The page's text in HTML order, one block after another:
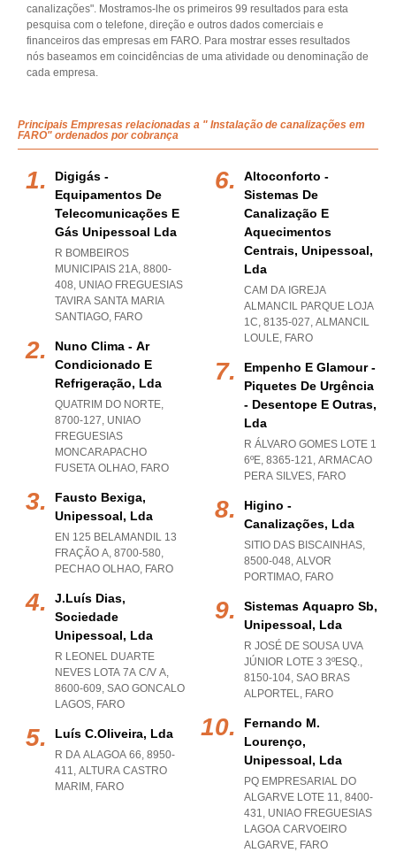
canalizações". Mostramos-lhe os primeiros 99 resultados para esta
pesquisa com o telefone, direção e outros dados comerciais e
financeiros das empresas em FARO. Para mostrar esses resultados
nós baseamos em coincidências de uma atividade ou denominação de
cada empresa.
Principais Empresas relacionadas a " Instalação de canalizações em
FARO" ordenados por cobrança
Digigás -
Equipamentos De
Telecomunicações E
Gás Unipessoal Lda
R BOMBEIROS
MUNICIPAIS 21A, 8800-
408, UNIAO FREGUESIAS
TAVIRA SANTA MARIA
SANTIAGO, FARO
Nuno Clima - Ar
Condicionado E
Refrigeração, Lda
QUATRIM DO NORTE,
8700-127, UNIAO
FREGUESIAS
MONCARAPACHO
FUSETA OLHAO, FARO
Fausto Bexiga,
Unipessoal, Lda
EN 125 BELAMANDIL 13
FRAÇÃO A, 8700-580,
PECHAO OLHAO, FARO
J.luís Dias,
Sociedade
Unipessoal, Lda
R LEONEL DUARTE
NEVES LOTA 7A C/V A,
8600-609, SAO GONCALO
LAGOS, FARO
Luís C.oliveira, Lda
R DA ALAGOA 66, 8950-
411, ALTURA CASTRO
MARIM , FARO
Altoconforto -
Sistemas De
Canalização E
Aquecimentos
Centrais, Unipessoal,
Lda
CAM DA IGREJA
ALMANCIL PARQUE LOJA
1C, 8135-027, ALMANCIL
LOULE, FARO
Empenho E Glamour -
Piquetes De Urgência
- Desentope E Outras,
Lda
R ÁLVARO GOMES LOTE 1
6ºE, 8365-121, ARMACAO
PERA SILVES, FARO
Higino -
Canalizações, Lda
SITIO DAS BISCAINHAS,
8500-048, ALVOR
PORTIMAO, FARO
Sistemas Aquapro Sb,
Unipessoal, Lda
R JOSÉ DE SOUSA UVA
JÚNIOR LOTE 3 3ºESQ.,
8150-104, SAO BRAS
ALPORTEL, FARO
Fernando M.
Lourenço,
Unipessoal, Lda
PQ EMPRESARIAL DO
ALGARVE LOTE 11, 8400-
431, UNIAO FREGUESIAS
LAGOA CARVOEIRO
ALGARVE, FARO